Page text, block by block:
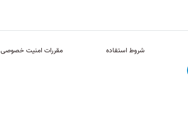
شروط استفاده مقررات امنیت خصوصی